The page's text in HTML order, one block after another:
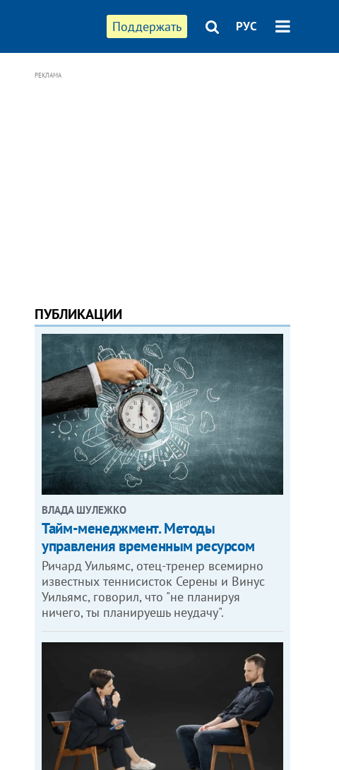
Поддержать РУС
РЕКЛАМА
ПУБЛИКАЦИИ
ВЛАДА ШУЛЕЖКО
Тайм-менеджмент. Методы
управления временным ресурсом
Ричард Уильямс, отец-тренер всемирно
известных теннисисток Серены и Винус
Уильямс, говорил, что "не планируя
ничего, ты планируешь неудачу".